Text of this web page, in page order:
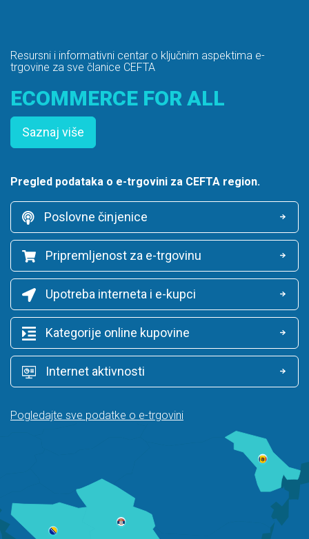
Resursni i informativni centar o ključnim aspektima e-
trgovine za sve članice CEFTA
ECOMMERCE FOR ALL
Saznaj više
Pregled podataka o e-trgovini za CEFTA region.
Poslovne činjenice
Pripremljenost za e-trgovinu
Upotreba interneta i e-kupci
Kategorije online kupovine
Internet aktivnosti
Pogledajte sve podatke o e-trgovini